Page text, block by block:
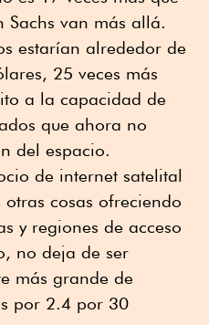
van más allá.
estarían alrededor de
25 veces más
a la capacidad de
que ahora no
del espacio.
de internet satelital
cosas ofreciendo
y regiones de acceso
no deja de ser
más grande de
por 2.4 por 30